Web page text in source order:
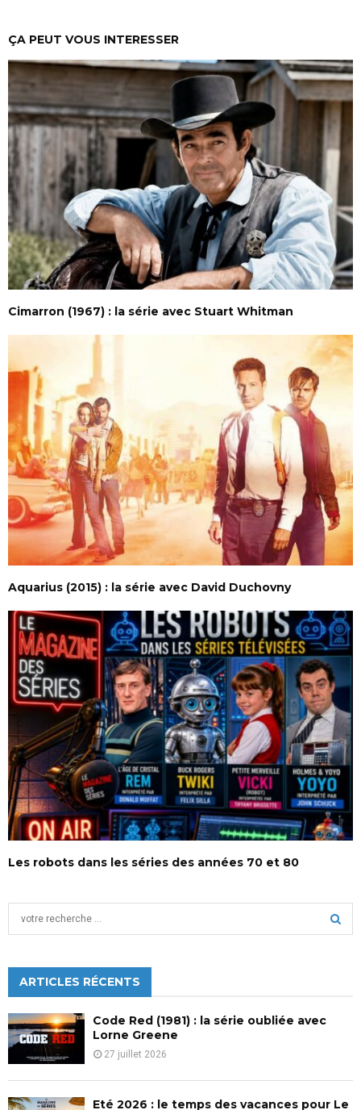
ÇA PEUT VOUS INTERESSER
Cimarron (1967) : la série avec Stuart Whitman
Aquarius (2015) : la série avec David Duchovny
Les robots dans les séries des années 70 et 80
h
f
o
r
:
C
ARTICLES RÉCENTS
Code Red (1981) : la série oubliée avec
Lorne Greene
27 juillet 2026
Eté 2026 : le temps des vacances pour Le